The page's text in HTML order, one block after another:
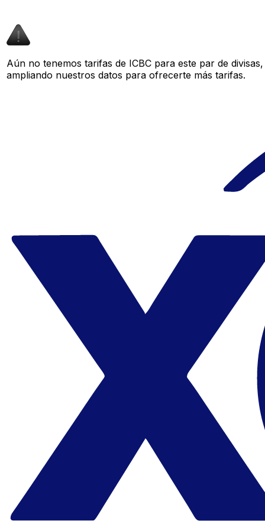
Aún no tenemos tarifas de ICBC para este par de
ampliando nuestros datos para ofrecerte más tarifas.